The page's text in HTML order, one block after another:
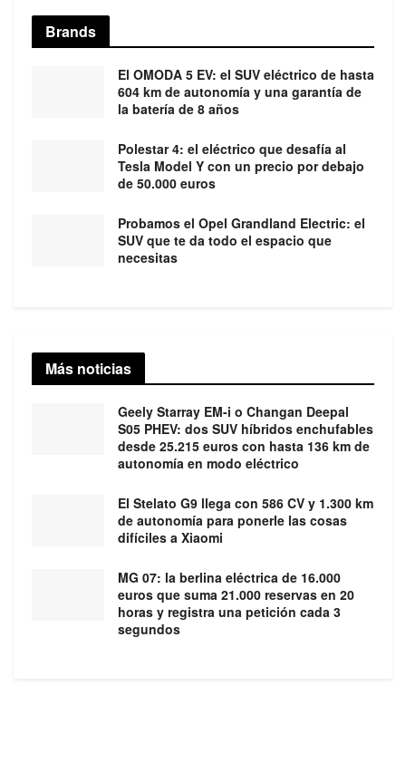
Brands
El OMODA 5 EV: el SUV eléctrico de hasta
604 km de autonomía y una garantía de
la batería de 8 años
Polestar 4: el eléctrico que desafía al
Tesla Model Y con un precio por debajo
de 50.000 euros
Probamos el Opel Grandland Electric: el
SUV que te da todo el espacio que
necesitas
Más noticias
Geely Starray EM-i o Changan Deepal
S05 PHEV: dos SUV híbridos enchufables
desde 25.215 euros con hasta 136 km de
autonomía en modo eléctrico
El Stelato G9 llega con 586 CV y 1.300 km
de autonomía para ponerle las cosas
difíciles a Xiaomi
MG 07: la berlina eléctrica de 16.000
euros que suma 21.000 reservas en 20
horas y registra una petición cada 3
segundos